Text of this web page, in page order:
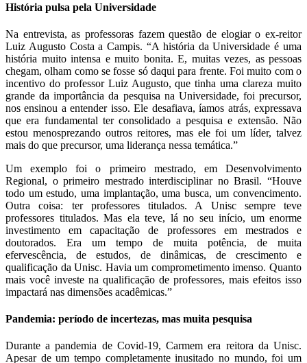
História pulsa pela Universidade
Na entrevista, as professoras fazem questão de elogiar o ex-reitor
Luiz Augusto Costa a Campis. “A história da Universidade é uma
história muito intensa e muito bonita. E, muitas vezes, as pessoas
chegam, olham como se fosse só daqui para frente. Foi muito com o
incentivo do professor Luiz Augusto, que tinha uma clareza muito
grande da importância da pesquisa na Universidade, foi precursor,
nos ensinou a entender isso. Ele desafiava, íamos atrás, expressava
que era fundamental ter consolidado a pesquisa e extensão. Não
estou menosprezando outros reitores, mas ele foi um líder, talvez
mais do que precursor, uma liderança nessa temática.”
Um exemplo foi o primeiro mestrado, em Desenvolvimento
Regional, o primeiro mestrado interdisciplinar no Brasil. “Houve
todo um estudo, uma implantação, uma busca, um convencimento.
Outra coisa: ter professores titulados. A Unisc sempre teve
professores titulados. Mas ela teve, lá no seu início, um enorme
investimento em capacitação de professores em mestrados e
doutorados. Era um tempo de muita potência, de muita
efervescência, de estudos, de dinâmicas, de crescimento e
qualificação da Unisc. Havia um comprometimento imenso. Quanto
mais você investe na qualificação de professores, mais efeitos isso
impactará nas dimensões acadêmicas.”
Pandemia: período de incertezas, mas muita pesquisa
Durante a pandemia de Covid-19, Carmem era reitora da Unisc.
Apesar de um tempo completamente inusitado no mundo, foi um